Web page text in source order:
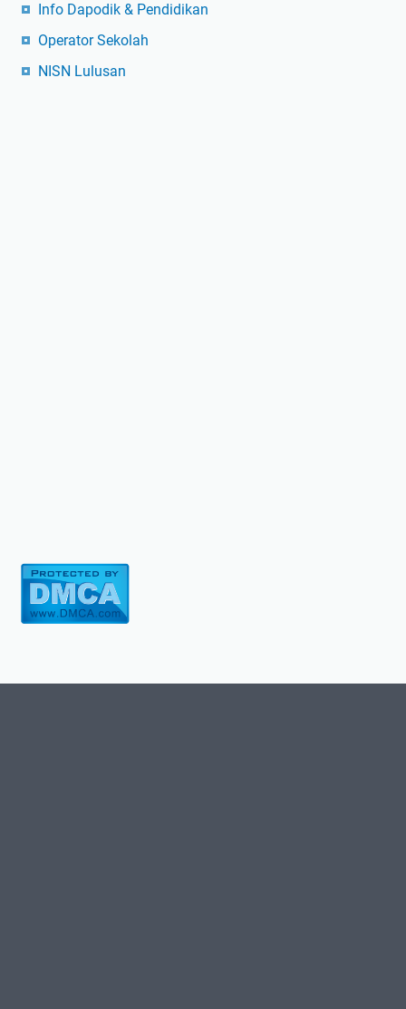
Info Dapodik & Pendidikan
Operator Sekolah
NISN Lulusan